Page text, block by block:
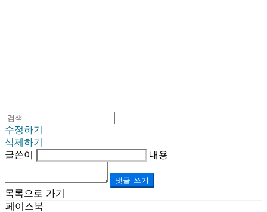
수정하기
삭제하기
글쓴이
내용
댓글 쓰기
목록으로 가기
페이스북